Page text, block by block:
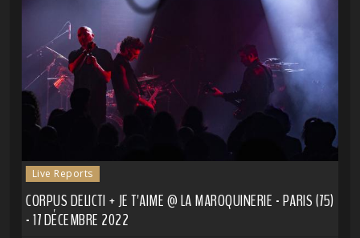
Live Reports
CORPUS DELICTI + JE T'AIME @ LA MAROQUINERIE - PARIS (75)
- 17 DÉCEMBRE 2022